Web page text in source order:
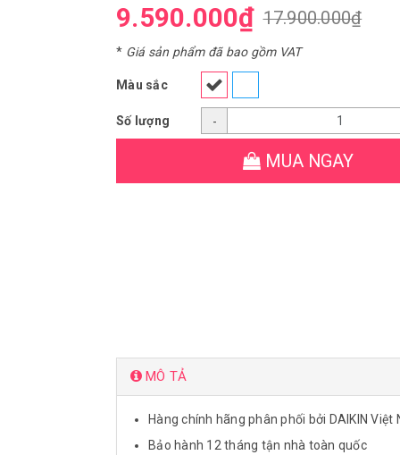
9.590.000₫ 17.900.000₫
* Giá sản phẩm đã bao gồm VAT
Màu sắc
Số lượng -
MUA NGAY
MÔ TẢ
Hàng chính hãng phân phối bởi DAIKIN Việt
Bảo hành 12 tháng tận nhà toàn quốc